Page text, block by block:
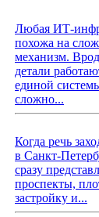
Любая ИТ-
похожа на
механизм.
детали
единой
сложно...
Когда речь
в Санкт-
сразу
проспекты,
застройку и...